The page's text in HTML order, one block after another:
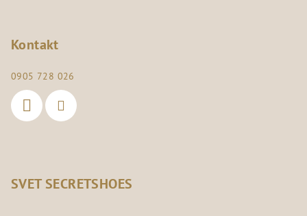
Kontakt
0905 728 026
SVET SECRETSHOES